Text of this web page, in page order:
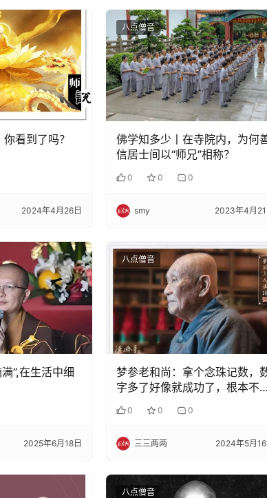
看到了吗？
2024年4月26日
八点僧音
佛学知多少丨在寺院内，为何
信居士间以“师兄”相称？
0 0 0
smy 2023年4月
”,在生活中细
2025年6月18日
八点僧音
梦参老和尚：拿个念珠记数，
字多了好像就成功了，根本不
0 0 0
三三两两 2024年5月
八点僧音